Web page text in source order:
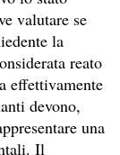
valutare se
la
reato
effettivamente
devono,
una
Il